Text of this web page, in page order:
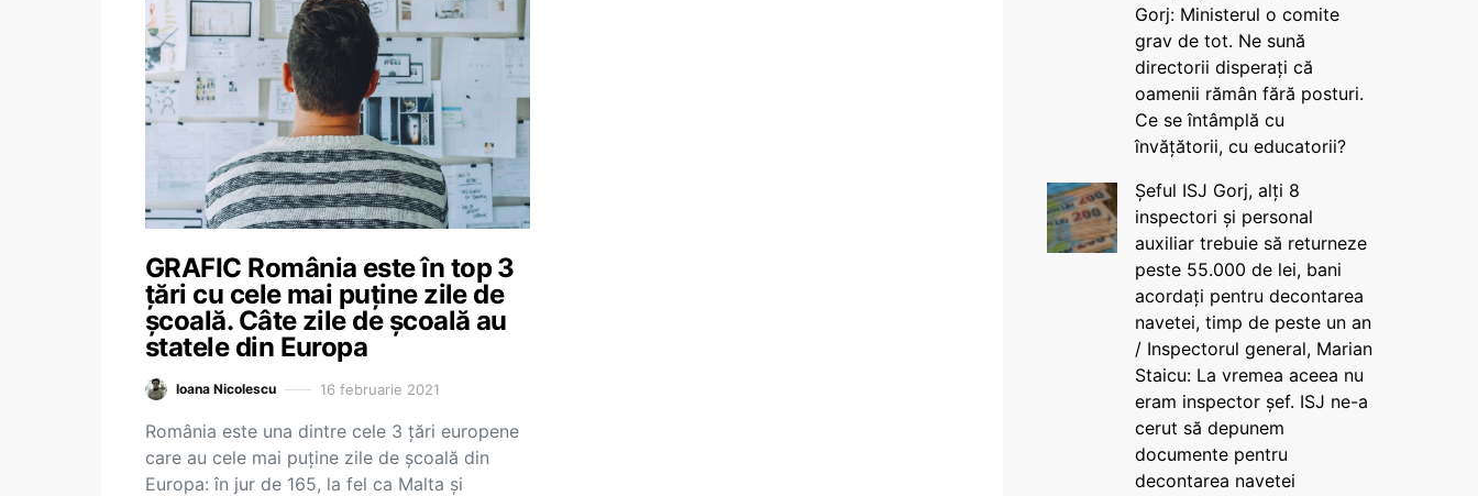
GRAFIC România este în top 3
țări cu cele mai puține zile de
școală. Câte zile de școală au
statele din Europa
Ioana Nicolescu 16 februarie 2021
România este una dintre cele 3 țări europene
care au cele mai puține zile de școală din
Europa: în jur de 165, la fel ca Malta și
Gorj: Ministerul o comite
grav de tot. Ne sună
directorii disperați că
oamenii rămân fără posturi.
Ce se întâmplă cu
învățătorii, cu educatorii?
Șeful ISJ Gorj, alți 8
inspectori și personal
auxiliar trebuie să returneze
peste 55.000 de lei, bani
acordați pentru decontarea
navetei, timp de peste un an
/ Inspectorul general, Marian
Staicu: La vremea aceea nu
eram inspector șef. ISJ ne-a
cerut să depunem
documente pentru
decontarea navetei